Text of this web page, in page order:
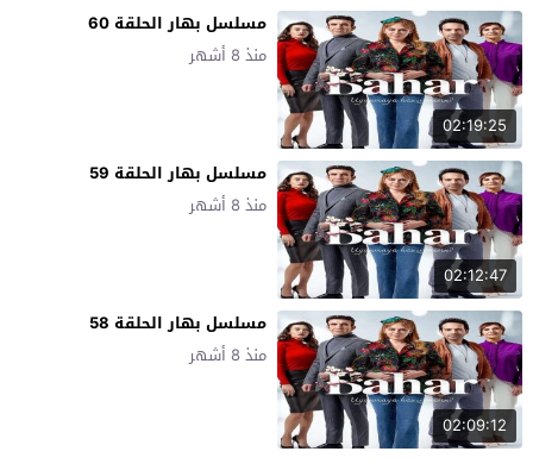
02:19:25
مسلسل بهار الحلقة 60
منذ 8 أشهر
02:12:47
مسلسل بهار الحلقة 59
منذ 8 أشهر
02:09:12
مسلسل بهار الحلقة 58
منذ 8 أشهر